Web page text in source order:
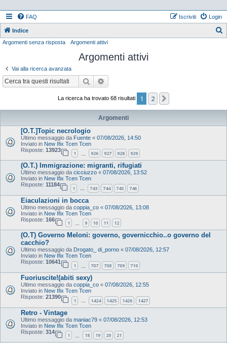
FAQ Login
Iscriviti
Indice
Argomenti senza risposta Argomenti attivi
Argomenti attivi
Vai alla ricerca avanzata
Cerca
La ricerca ha trovato 68 risultati 1 2
Argomenti
[O.T.]Topic necrologio
Ultimo messaggio da Fuente « 07/08/2026, 14:50
Inviato in New Ifix Tcen Tcen
Risposte: 13923
1 926 927 928 929
(O.T.) Immigrazione: migranti, rifugiati
Ultimo messaggio da cicciuzzo « 07/08/2026, 13:52
Inviato in New Ifix Tcen Tcen
Risposte: 11184
1 … 743 744 745 746
Eiaculazioni in bocca
Ultimo messaggio da coppia_co « 07/08/2026, 13:08
Inviato in New Ifix Tcen Tcen
Risposte: 166
1 9 10 11 12
(O.T) Governo Meloni: governo, governicchio..o governo del
cacchio?
Ultimo messaggio da Drogato_ di_porno « 07/08/2026, 12:57
Inviato in New Ifix Tcen Tcen
Risposte: 10641
1 707 708 709 710
Fuoriuscite!(abiti sexy)
Ultimo messaggio da coppia_co « 07/08/2026, 12:55
Inviato in New Ifix Tcen Tcen
Risposte: 21390
1 … 1424 1425 1426 1427
Retro - Vintage
Ultimo messaggio da maniac79 « 07/08/2026, 12:53
Inviato in New Ifix Tcen Tcen
Risposte: 314
1 18 19 20 21